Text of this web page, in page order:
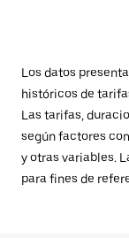
Los datos
históricos de
Las tarifas,
según factores
y otras variables.
para fines de